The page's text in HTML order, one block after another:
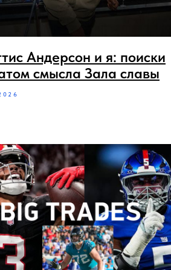
Андерсон и я: поиски
смысла Зала славы